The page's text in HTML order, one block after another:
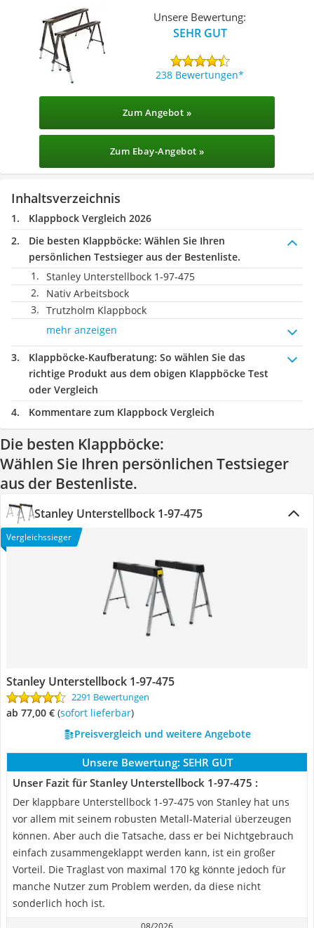
Unsere Bewertung:
SEHR GUT
238 Bewertungen
Zum Angebot »
Zum Ebay-Angebot »
Inhaltsverzeichnis
Klappbock Vergleich 2026
Die besten Klappböcke: Wählen Sie Ihren
persönlichen Testsieger aus der Bestenliste.
Stanley Unterstellbock 1-97-475
Nativ Arbeitsbock
Trutzholm Klappbock
mehr anzeigen
Klappböcke-Kaufberatung: So wählen Sie das
richtige Produkt aus dem obigen Klappböcke Test
oder Vergleich
Kommentare zum Klappbock Vergleich
Die besten Klappböcke:
Wählen Sie Ihren persönlichen Testsieger
aus der Bestenliste.
Stanley Unterstellbock 1-97-475
Vergleichssieger
Stanley Unterstellbock 1-97-475
2291 Bewertungen
ab 77,00 € ( Sofort lieferbar)
Preisvergleich und weitere Angebote
Unsere Bewertung: SEHR GUT
Unser Fazit für Stanley Unterstellbock 1-97-475 :
Der klappbare Unterstellbock 1-97-475 von Stanley hat uns
vor allem mit seinem robusten Metall-Material überzeugen
können. Aber auch die Tatsache, dass er bei Nichtgebrauch
einfach zusammengeklappt werden kann, ist ein großer
Vorteil. Die Traglast von maximal 170 kg könnte jedoch für
manche Nutzer zum Problem werden, da diese nicht
sonderlich hoch ist.